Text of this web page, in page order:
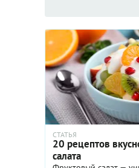
СТАТЬЯ
20 рецептов
салата